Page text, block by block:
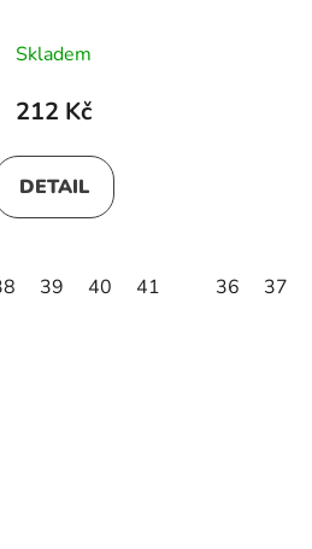
Skladem
212 Kč
DETAIL
39 40 41 36 37